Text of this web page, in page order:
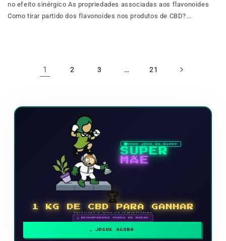
no efeito sinérgico As propriedades associadas aos flavonoides
Como tirar partido dos flavonoides nos produtos de CBD?...
1 2 3 … 21
NOVO JOGO DE VÍDEO
SUPER
MÃE
🏆
1 KG DE CBD PARA GANHAR
Participe e suba na classificação
🗓 RECOMPENSAS TODOS OS MESES
JOGUE AGORA